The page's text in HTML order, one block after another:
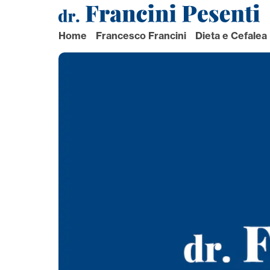
Navigazione
principale
Home Francesco Francini Dieta e Cefalea